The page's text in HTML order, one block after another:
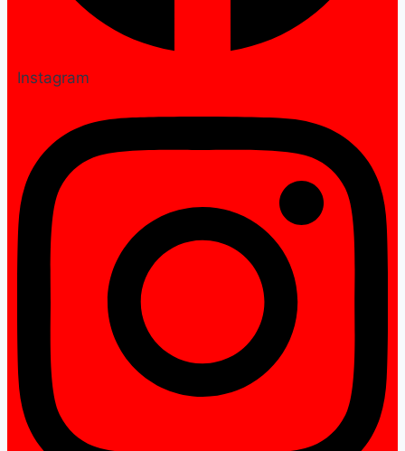
Instagram